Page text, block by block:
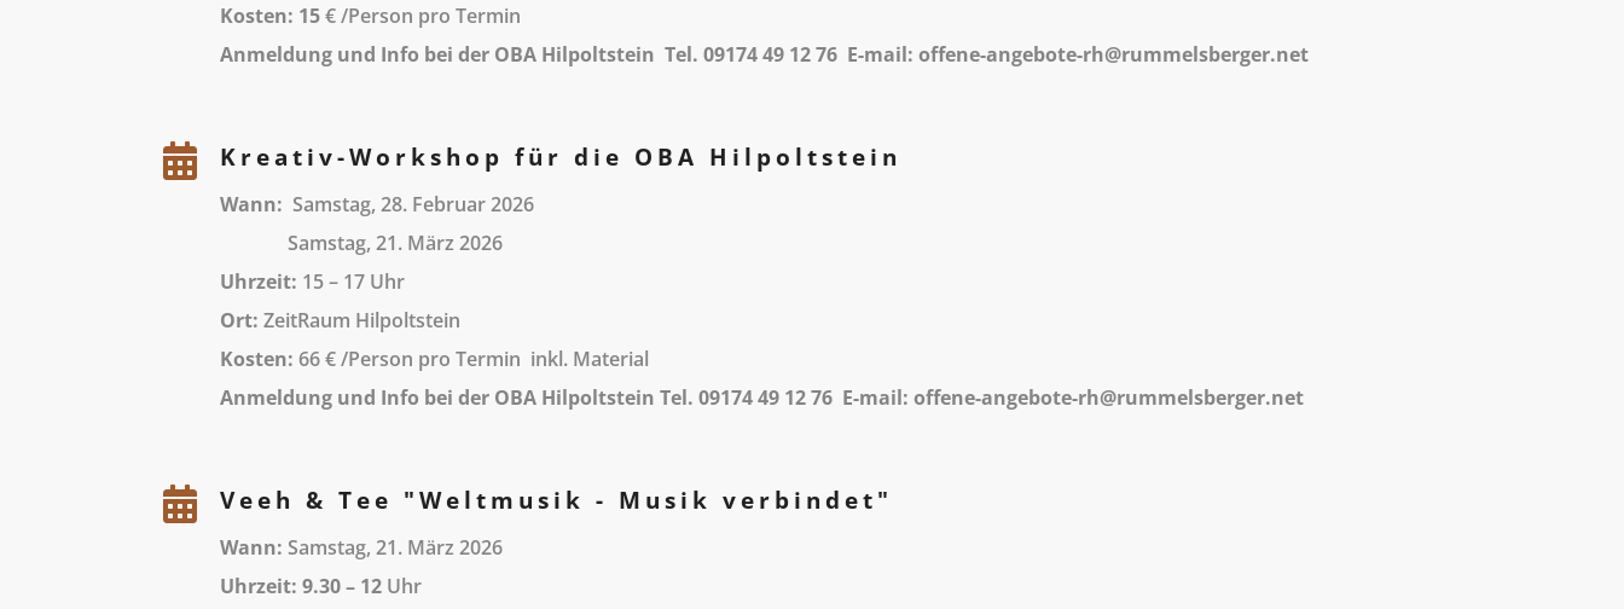
Kosten: 15€ /Person pro Termin
Anmeldung und Info bei der OBA Hilpoltstein Tel. 09174 49 12 76 E-mail: offene-angebote-rh@rummelsberger.net
 Kreativ-Workshop für die OBA Hilpoltstein
Wann: Samstag, 28. Februar 2026
Samstag, 21. März 2026
Uhrzeit: 15 – 17 Uhr
Ort: ZeitRaum Hilpoltstein
Kosten: 66 € /Person pro Termin inkl. Material
Anmeldung und Info bei der OBA Hilpoltstein Tel. 09174 49 12 76 E-mail: offene-angebote-rh@rummelsberger.net
 Veeh & Tee "Weltmusik - Musik verbindet"
Wann: Samstag, 21. März 2026
Uhrzeit: 9.30 – 12 Uhr